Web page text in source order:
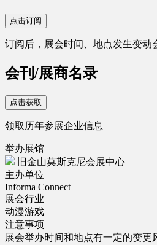
点击订阅
订阅后，展会时间、地点发生变动
会刊/展商名录
点击获取
领取历年参展企业信息
举办展馆
旧金山莫斯克尼会展中心
主办单位
Informa Connect
展会行业
动漫游戏
注意事项
展会举办时间和地点有一定的变更